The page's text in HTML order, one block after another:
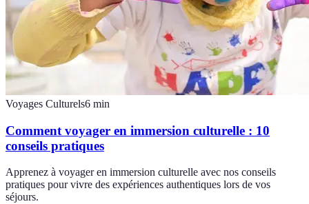
Voyages Culturels6 min
Comment voyager en immersion culturelle : 10
conseils pratiques
Apprenez à voyager en immersion culturelle avec nos conseils
pratiques pour vivre des expériences authentiques lors de vos
séjours.